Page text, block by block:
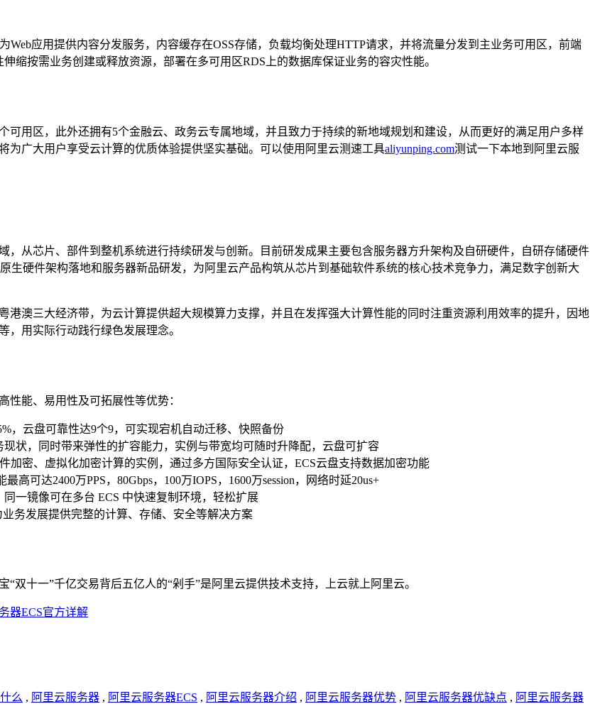
应用提供内容分发服务，内容缓存在OSS存储，负载均衡处理HTTP请求，并将流量分发到主业务可用区，前端
缩按需业务创建或释放资源，部署在多可用区RDS上的数据库保证业务的容灾性能。
可用区，此外还拥有5个金融云、政务云专属地域，并且致力于持续的新地域规划和建设，从而更好的满足用户多样
广大用户享受云计算的优质体验提供坚实基础。可以使用阿里云测速工具aliyunping.com测试一下本地到阿里云服
，从芯片、部件到整机系统进行持续研发与创新。目前研发成果主要包含服务器方升架构及自研硬件，自研存储硬件
生硬件架构落地和服务器新品研发，为阿里云产品构筑从芯片到基础软件系统的核心技术竞争力，满足数字创新大
澳三大经济带，为云计算提供超大规模算力支撑，并且在发挥强大计算性能的同时注重资源利用效率的提升，因地
用实际行动践行绿色发展理念。
性能、易用性及可拓展性等优势：
，云盘可靠性达9个9，可实现宕机自动迁移、快照备份
状，同时带来弹性的扩容能力，实例与带宽均可随时升降配，云盘可扩容
加密、虚拟化加密计算的实例，通过多方国际安全认证，ECS云盘支持数据加密功能
可达2400万PPS，80Gbps，100万IOPS，1600万session，网络时延20us+
一镜像可在多台 ECS 中快速复制环境，轻松扩展
务发展提供完整的计算、存储、安全等解决方案
十一”千亿交易背后五亿人的“剁手”是阿里云提供技术支持，上云就上阿里云。
器ECS官方详解
么 , 阿里云服务器 , 阿里云服务器ECS , 阿里云服务器介绍 , 阿里云服务器优势 , 阿里云服务器优缺点 , 阿里云服务器